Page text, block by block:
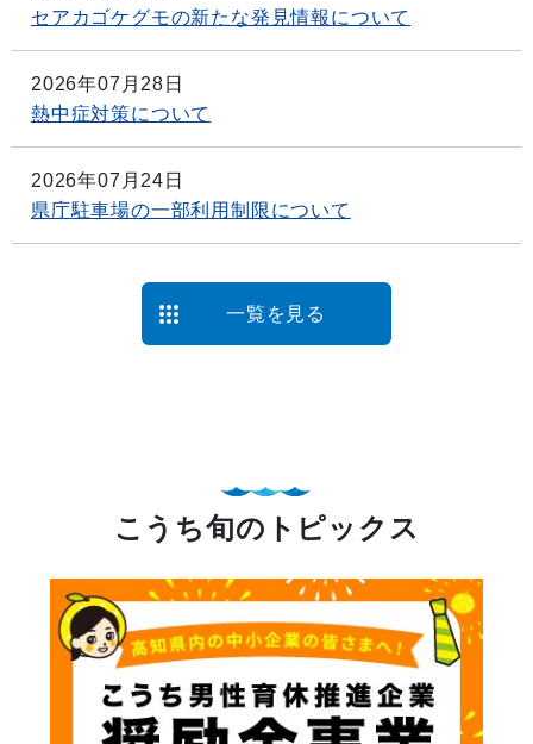
セアカゴケグモの新たな発見情報について
2026年07月28日
熱中症対策について
2026年07月24日
県庁駐車場の一部利用制限について
一覧を見る
こうち旬のトピックス